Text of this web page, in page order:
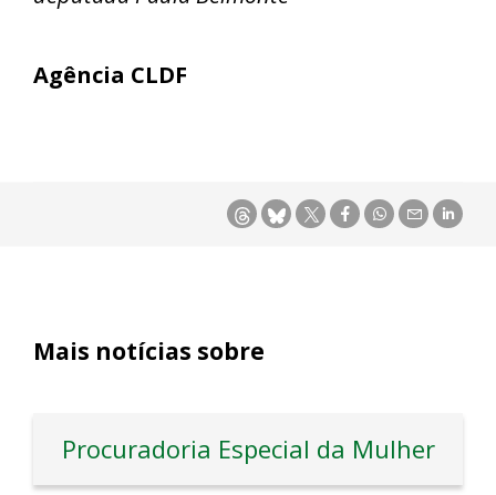
Agência CLDF
Mais notícias sobre
Procuradoria Especial da Mulher